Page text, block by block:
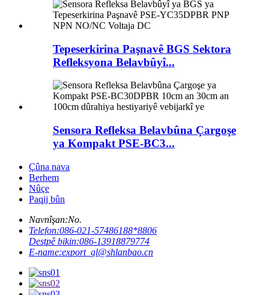
Tepeserkirina Paşnavê BGS Sektora
Refleksyona Belavbûyî...
Sensora Refleksa Belavbûna Çargoşe
ya Kompakt PSE-BC3...
Çûna nava
Berhem
Nûçe
Paqij bûn
Navnîşan:No.
Telefon:086-021-57486188*8806
Destpê bikin:086-13918879774
E-name:export_gl@shlanbao.cn